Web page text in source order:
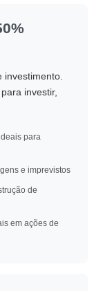
investimento.
investir,
para
e imprevistos
de
em ações de